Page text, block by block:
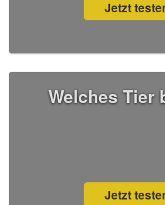
Jetzt
Welches Tier
Jetzt